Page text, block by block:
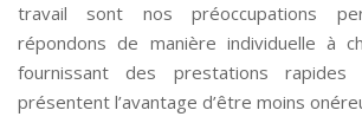
travail sont nos préoccupations
répondons de manière individuelle à
fournissant des prestations
présentent l’avantage d’être moins